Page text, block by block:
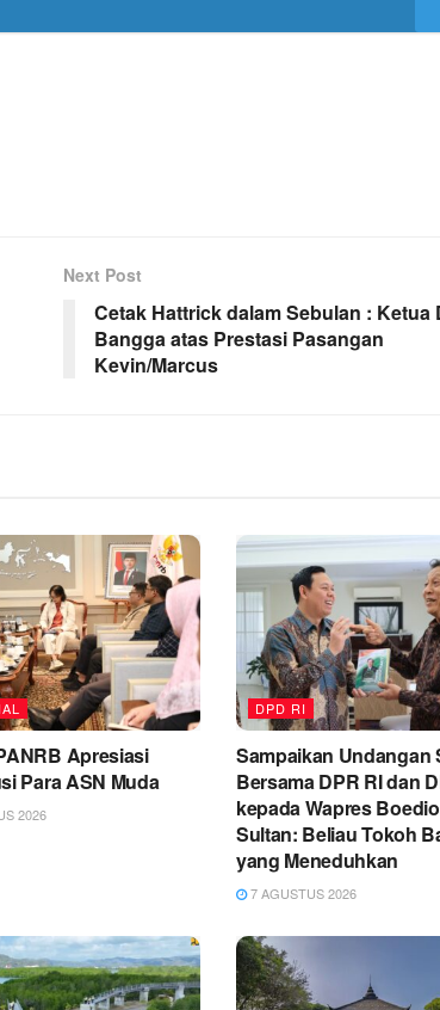
Next Post
Cetak Hattrick dalam Sebulan : Ketua
Bangga atas Prestasi Pasangan
Kevin/Marcus
Apresiasi
Para ASN Muda
2026
DPD RI
Sampaikan Undangan
Bersama DPR RI dan
kepada Wapres
Sultan: Beliau Tokoh
yang Meneduhkan
7 AGUSTUS 2026